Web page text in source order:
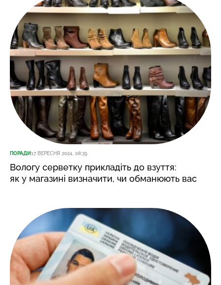
ПОРАДИ17 ВЕРЕСНЯ 2024, 08:39
Вологу серветку прикладіть до взуття:
як у магазині визначити, чи обманюють вас